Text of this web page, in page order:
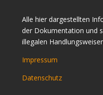
Alle hier dargestellten
der Dokumentation und
illegalen
Impressum
Datenschutz